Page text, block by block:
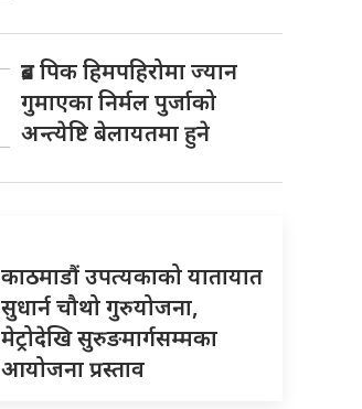
ब्रड पिक हिमपहिरोमा ज्यान
गुमाएका निर्मल पुर्जाको
अन्त्येष्टि बेलायतमा हुने
काठमाडौं उपत्यकाको यातायात
सुधार्न चौथो गुरुयोजना,
मेट्रोदेखि सुरुङमार्गसम्मका
आयोजना प्रस्ताव